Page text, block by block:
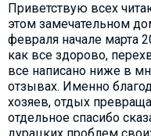
Приветствую всех
этом замечательном
февраля начале марта
как все здорово,
все написано ниже в
отзывах. Именно
хозяев, отдых
отдельное спасибо